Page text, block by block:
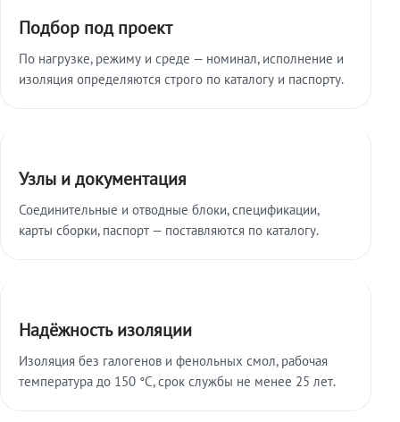
Подбор под проект
По нагрузке, режиму и среде — номинал, исполнение и
изоляция определяются строго по каталогу и паспорту.
Узлы и документация
Соединительные и отводные блоки, спецификации,
карты сборки, паспорт — поставляются по каталогу.
Надёжность изоляции
Изоляция без галогенов и фенольных смол, рабочая
температура до 150 °C, срок службы не менее 25 лет.